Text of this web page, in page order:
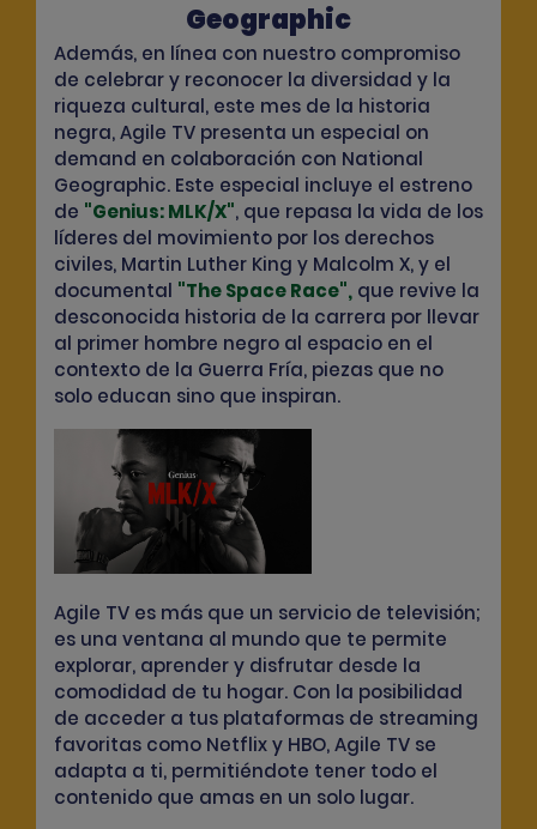
Geographic
Además, en línea con nuestro compromiso
de celebrar y reconocer la diversidad y la
riqueza cultural, este mes de la historia
negra, Agile TV presenta un especial on
demand en colaboración con National
Geographic. Este especial incluye el estreno
de "Genius: MLK/X", que repasa la vida de los
líderes del movimiento por los derechos
civiles, Martin Luther King y Malcolm X,y el
documental "The Space Race", que revive la
desconocida historia de la carrera por llevar
al primer hombre negro al espacio en el
contexto de la Guerra Fría, piezas que no
solo educan sino que inspiran.
Agile TV es más que un servicio de televisión;
es una ventana al mundo que te permite
explorar, aprender y disfrutar desde la
comodidad de tu hogar. Con la posibilidad
de acceder a tus plataformas de streaming
favoritas como Netflix y HBO, Agile TV se
adapta a ti, permitiéndote tener todo el
contenido que amas en un solo lugar.